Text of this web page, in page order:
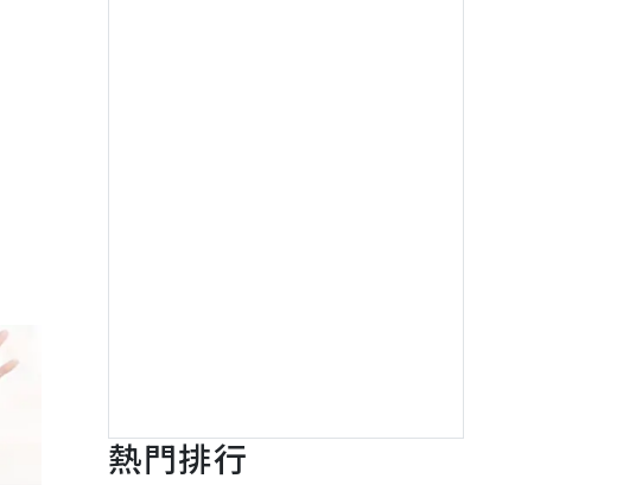
熱門排行